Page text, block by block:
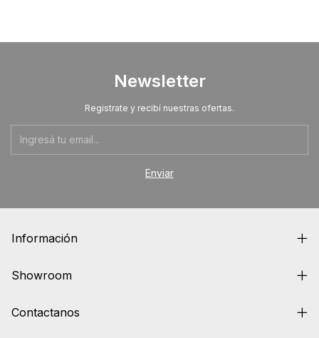
Newsletter
Registrate y recibí nuestras ofertas.
Información
Showroom
Contactanos